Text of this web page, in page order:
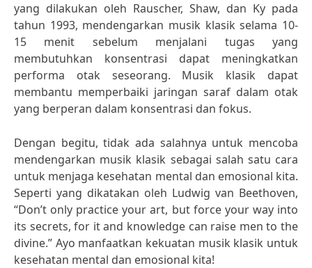
yang dilakukan oleh Rauscher, Shaw, dan Ky pada
tahun 1993, mendengarkan musik klasik selama 10-
15 menit sebelum menjalani tugas yang
membutuhkan konsentrasi dapat meningkatkan
performa otak seseorang. Musik klasik dapat
membantu memperbaiki jaringan saraf dalam otak
yang berperan dalam konsentrasi dan fokus.
Dengan begitu, tidak ada salahnya untuk mencoba
mendengarkan musik klasik sebagai salah satu cara
untuk menjaga kesehatan mental dan emosional kita.
Seperti yang dikatakan oleh Ludwig van Beethoven,
“Don’t only practice your art, but force your way into
its secrets, for it and knowledge can raise men to the
divine.” Ayo manfaatkan kekuatan musik klasik untuk
kesehatan mental dan emosional kita!